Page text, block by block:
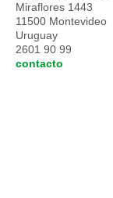
Miraflores 1443
11500 Montevideo
Uruguay
2601 90 99
contacto